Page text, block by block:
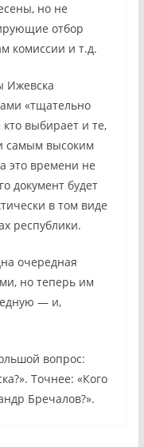
но не
отбор
комиссии и т.д.
Ижевска
«тщательно
выбирает и те,
самым высоким
это времени не
документ будет
в том виде
республики.
очередная
но теперь им
— и,
вопрос:
Точнее: «Кого
Бречалов?».